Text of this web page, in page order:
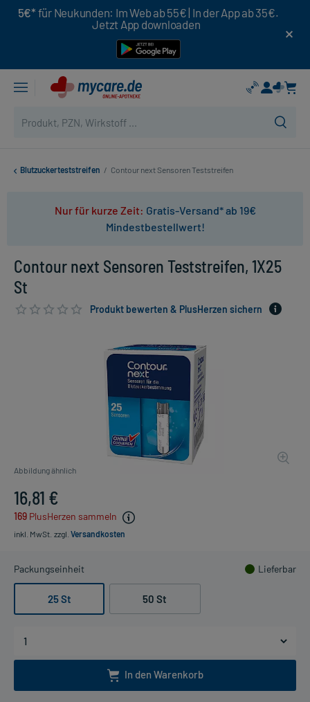
5€* für Neukunden: Im Web ab 55€ | In der App ab 35€.
Jetzt App downloaden
Blutzuckerteststreifen / Contour next Sensoren Teststreifen
Nur für kurze Zeit: Gratis-Versand* ab 19€
Mindestbestellwert!
Contour next Sensoren Teststreifen, 1X25
St
Produkt bewerten & PlusHerzen sichern
Abbildung ähnlich
16,81 €
169 PlusHerzen sammeln
inkl. MwSt. zzgl. Versandkosten
Packungseinheit Lieferbar
25 St 50 St
In den Warenkorb